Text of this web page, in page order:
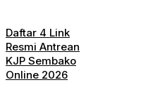
Daftar 4 Link
Resmi Antrean
KJP Sembako
Online 2026